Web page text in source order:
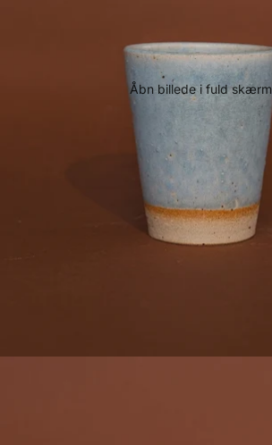
Åbn billede i fuld skærm